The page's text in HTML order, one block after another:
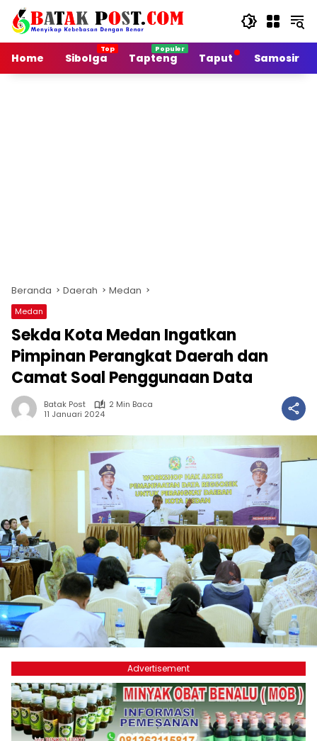
Langsung
konten
Home
Sibolga Tapteng Taput Samosir
Beranda Daerah Medan
Medan
Sekda Kota Medan Ingatkan
Pimpinan Perangkat Daerah dan
Camat Soal Penggunaan Data
Batak Post
2 Min Baca
11 Januari 2024
Advertisement